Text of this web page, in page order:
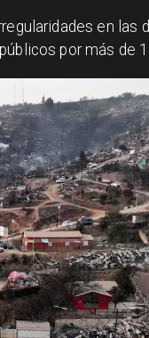
en las
por más de